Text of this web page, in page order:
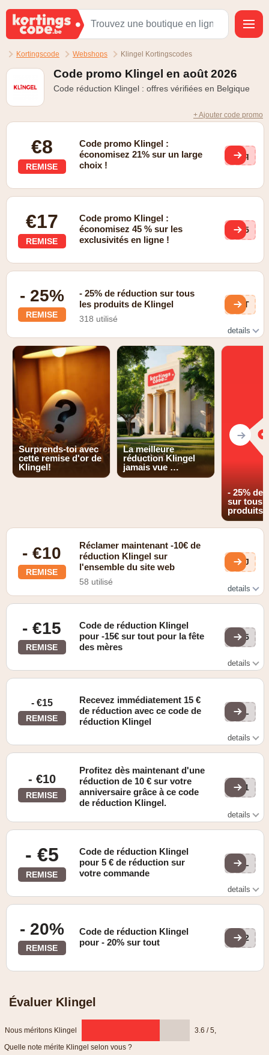
Kortingscode Webshops Klingel Kortingscodes
Code promo Klingel en août 2026
Code réduction Klingel : offres vérifiées en Belgique
+ Ajouter code promo
€8
REMISE
Code promo Klingel :
économisez 21% sur un large
choix !
acq
€17
REMISE
Code promo Klingel :
économisez 45 % sur les
exclusivités en ligne !
NB5
- 25%
REMISE
- 25% de réduction sur tous
les produits de Klingel
318 utilisé
8YT
details
Valable dans le point de vente
Surprends-toi avec
cette remise d'or de
Klingel!
La meilleure
réduction Klingel
jamais vue …
- 25% de
sur tous
produits
- €10
REMISE
Réclamer maintenant -10€ de
réduction Klingel sur
l'ensemble du site web
58 utilisé
bzJ
details
- €15
REMISE
Code de réduction Klingel
pour -15€ sur tout pour la fête
des mères
M85
details
- €15
REMISE
Recevez immédiatement 15 €
de réduction avec ce code de
réduction Klingel
JUL
details
valeur minimale de 45 €.
- €10
REMISE
Profitez dès maintenant d'une
réduction de 10 € sur votre
anniversaire grâce à ce code
de réduction Klingel.
BD1
details
- €5
REMISE
Code de réduction Klingel
pour 5 € de réduction sur
votre commande
3KL
details
- 20%
REMISE
Code de réduction Klingel
pour - 20% sur tout
LN2
Évaluer Klingel
Nous méritons Klingel 3.6 / 5
Quelle note mérite Klingel selon vous ?